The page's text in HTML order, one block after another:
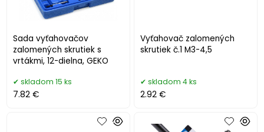
Sada vyťahovačov
zalomených skrutiek s
vrtákmi, 12-dielna, GEKO
skladom 15 ks
7.82 €
Vyťahovač zalomených
skrutiek č.1 M3-4,5
skladom 4 ks
2.92 €